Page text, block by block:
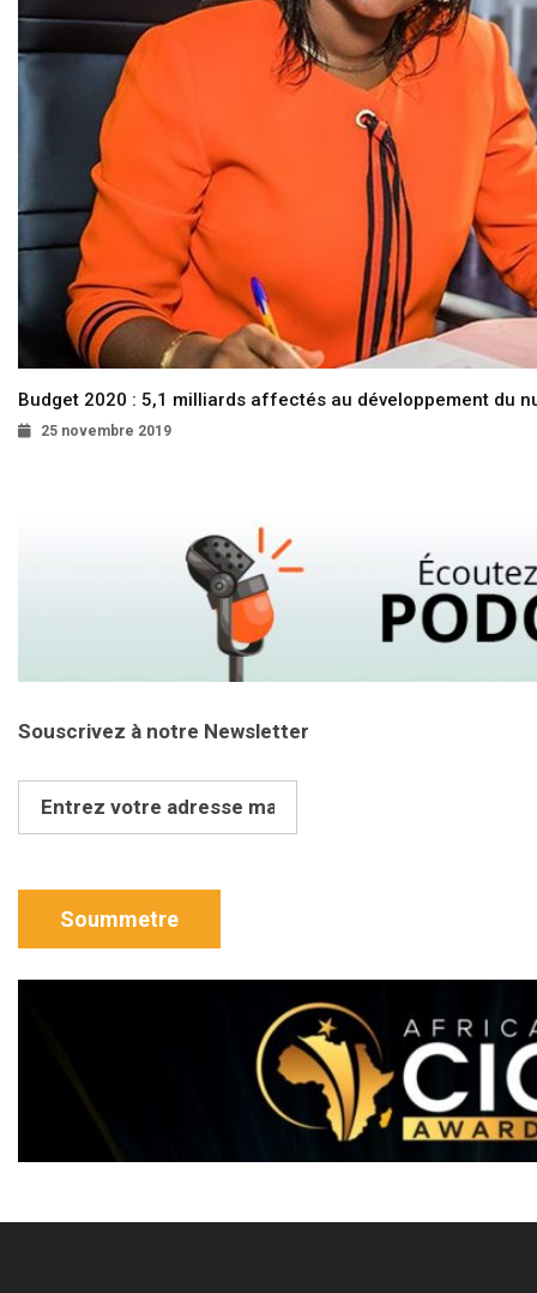
Budget 2020 : 5,1 milliards affectés au développement du
25 novembre 2019
Souscrivez à notre Newsletter